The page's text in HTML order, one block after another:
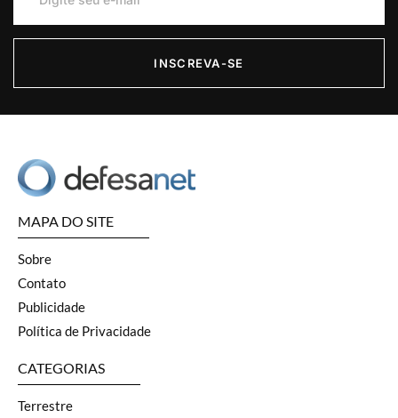
INSCREVA-SE
MAPA DO SITE
Sobre
Contato
Publicidade
Política de Privacidade
CATEGORIAS
Terrestre